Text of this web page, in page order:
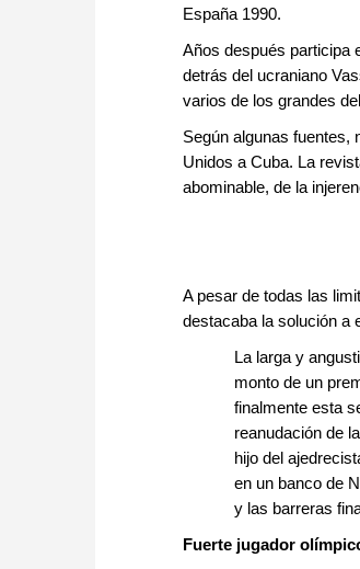
España 1990.
Años después participa
detrás del ucraniano
varios de los grandes
Según algunas fuentes,
Unidos a Cuba. La
abominable, de la
A pesar de todas las
destacaba la solución a
La larga y
monto de un
finalmente esta
reanudación de
hijo del
en un banco de
y las barreras
Fuerte jugador